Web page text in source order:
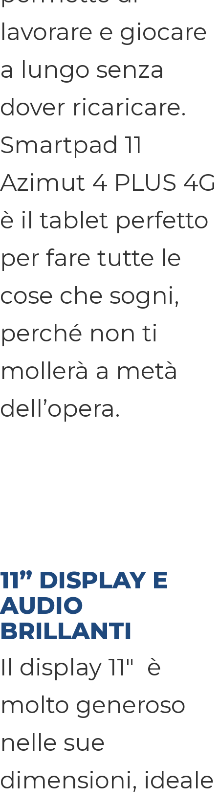
lavorare e giocare
a lungo senza
dover ricaricare.
Smartpad 11
Azimut 4 PLUS 4G
è il tablet perfetto
per fare tutte le
cose che sogni,
perché non ti
mollerà a metà
dell’opera.
11” DISPLAY E
AUDIO
BRILLANTI
Il display 11" è
molto generoso
nelle sue
dimensioni, ideale